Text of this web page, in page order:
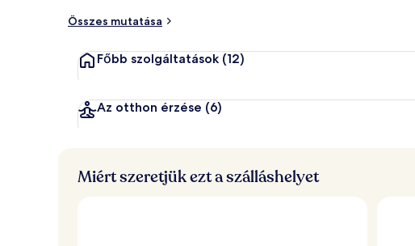
Összes mutatása
Főbb szolgáltatások (12)
Az otthon érzése (6)
Miért szeretjük ezt a szálláshelyet